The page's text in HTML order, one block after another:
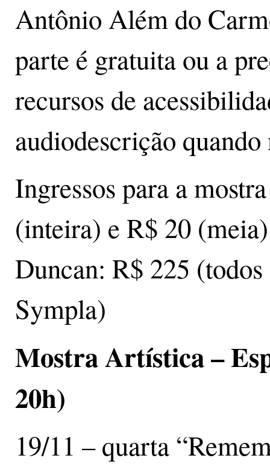
Antônio Além do
parte é gratuita ou a
recursos de
audiodescrição quando
Ingressos para a
(inteira) e R$ 20
Duncan: R$ 225
Sympla)
Mostra Artística –
20h)
19/11 – quarta